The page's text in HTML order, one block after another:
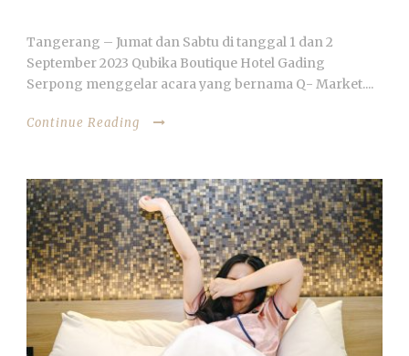
Tangerang – Jumat dan Sabtu di tanggal 1 dan 2
September 2023 Qubika Boutique Hotel Gading
Serpong menggelar acara yang bernama Q- Market....
Continue Reading